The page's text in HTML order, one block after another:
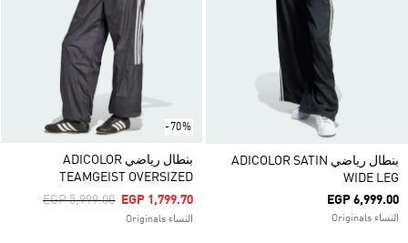
بنطال رياضي ADICOLOR SATIN
WIDE LEG
EGP 6,999.00
النساء Originals
-70%
بنطال رياضي ADICOLOR
TEAMGEIST OVERSIZED
Price Reduced From
EGP 5,999.00ToEGP 1,799.70
النساء Originals